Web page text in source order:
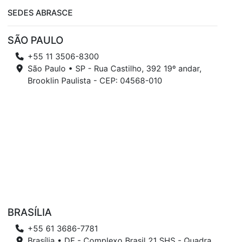
SEDES ABRASCE
SÃO PAULO
+55 11 3506-8300
São Paulo • SP - Rua Castilho, 392 19º andar,
Brooklin Paulista - CEP: 04568-010
BRASÍLIA
+55 61 3686-7781